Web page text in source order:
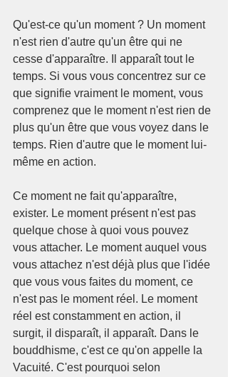
Qu'est-ce qu'un moment ? Un moment
n'est rien d'autre qu'un être qui ne
cesse d'apparaître. Il apparaît tout le
temps. Si vous vous concentrez sur ce
que signifie vraiment le moment, vous
comprenez que le moment n'est rien de
plus qu'un être que vous voyez dans le
temps. Rien d'autre que le moment lui-
même en action.
Ce moment ne fait qu'apparaître,
exister. Le moment présent n'est pas
quelque chose à quoi vous pouvez
vous attacher. Le moment auquel vous
vous attachez n'est déjà plus que l'idée
que vous vous faites du moment, ce
n'est pas le moment réel. Le moment
réel est constamment en action, il
surgit, il disparaît, il apparaît. Dans le
bouddhisme, c'est ce qu'on appelle la
Vacuité. C'est pourquoi selon